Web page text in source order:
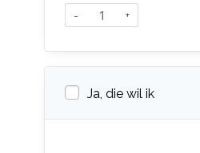
- +
Ja, die wil ik